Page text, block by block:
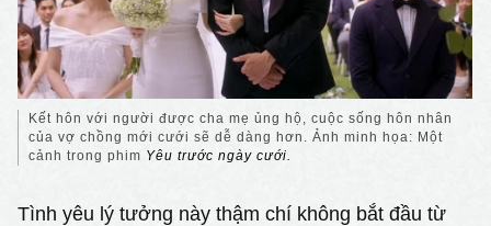
Kết hôn với người được cha mẹ ủng hộ, cuộc sống hôn nhân
của vợ chồng mới cưới sẽ dễ dàng hơn. Ảnh minh họa: Một
cảnh trong phim Yêu trước ngày cưới.
Tình yêu lý tưởng này thậm chí không bắt đầu từ